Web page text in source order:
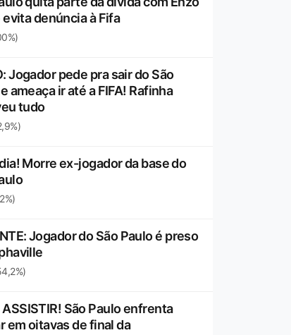
evita denúncia à Fifa
Jogador pede pra sair do São
ameaça ir até a FIFA! Rafinha
tudo
Morre ex-jogador da base do
Jogador do São Paulo é preso
ASSISTIR! São Paulo enfrenta
em oitavas de final da